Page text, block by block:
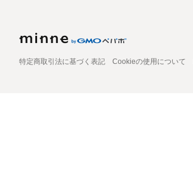
特定商取引法に基づく表記 Cookieの使用について